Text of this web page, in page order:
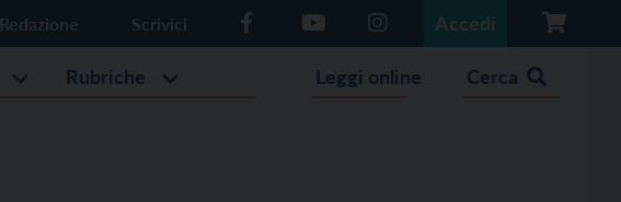
Redazione Scrivici Accedi
Rubriche Leggi online Cerca